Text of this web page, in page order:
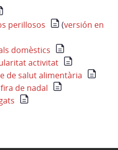
perillosos
(versión en
domèstics
activitat
de salut alimentària
de nadal